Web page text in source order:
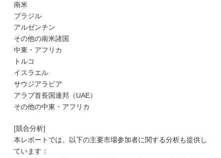
南米
ブラジル
アルゼンチン
その他の南米諸国
中東・アフリカ
トルコ
イスラエル
サウジアラビア
アラブ首長国連邦（UAE）
その他の中東・アフリカ
[競合分析]
本レポートでは、以下の主要市場参加者に関する分析も提供し
ています：